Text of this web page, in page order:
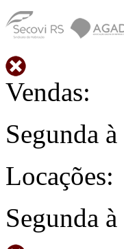
Vendas:
Segunda
Locações:
Segunda